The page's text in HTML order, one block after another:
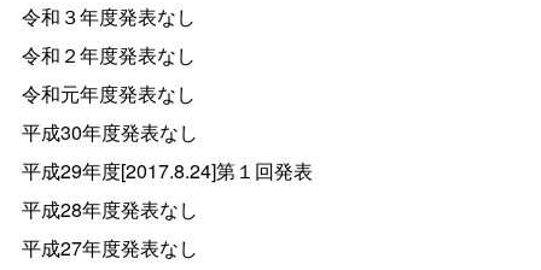
令和３年度発表なし
令和２年度発表なし
令和元年度発表なし
平成30年度発表なし
平成29年度[2017.8.24]第１回発表
平成28年度発表なし
平成27年度発表なし